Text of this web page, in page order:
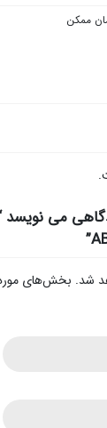
ممکن
می نویسد
شد. بخش‌های